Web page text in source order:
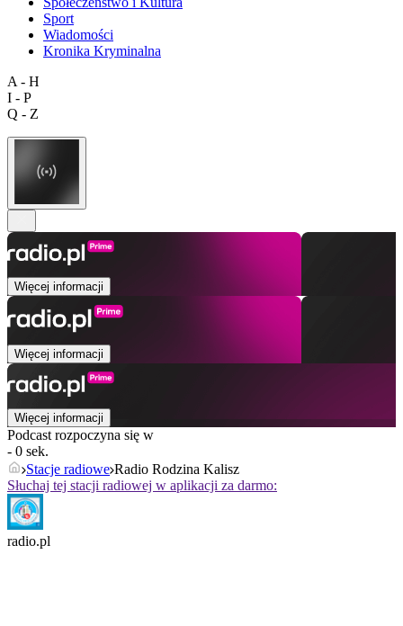
Sport
Wiadomości
Kronika Kryminalna
A - H
I - P
Q - Z
Więcej informacji
Więcej informacji
Więcej informacji
Podcast rozpoczyna się w
- 0 sek.
Stacje radiowe Radio Rodzina Kalisz
Słuchaj tej stacji radiowej w aplikacji za darmo:
radio.pl